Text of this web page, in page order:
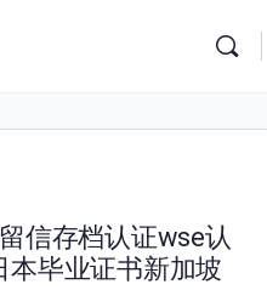
信存档认证wse认
毕业证书新加坡